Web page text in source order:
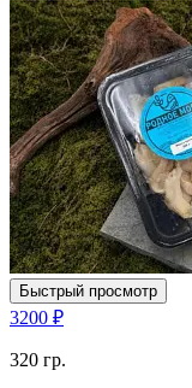
Быстрый просмотр
3200 ₽
320 гр.